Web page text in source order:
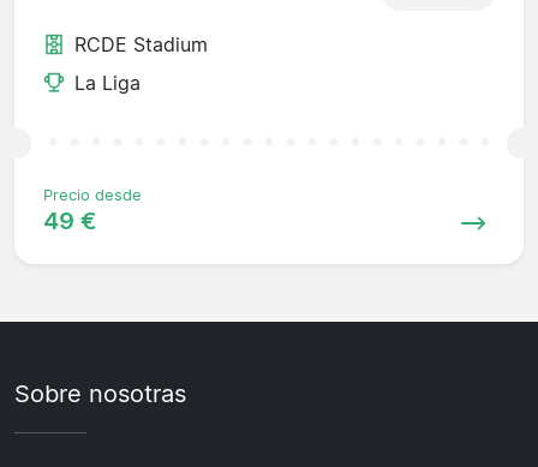
RCDE Stadium
La Liga
Precio desde
49 €
Sobre nosotras